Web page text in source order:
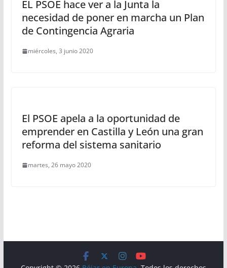
EL PSOE hace ver a la Junta la
necesidad de poner en marcha un Plan
de Contingencia Agraria
miércoles, 3 junio 2020
El PSOE apela a la oportunidad de
emprender en Castilla y León una gran
reforma del sistema sanitario
martes, 26 mayo 2020